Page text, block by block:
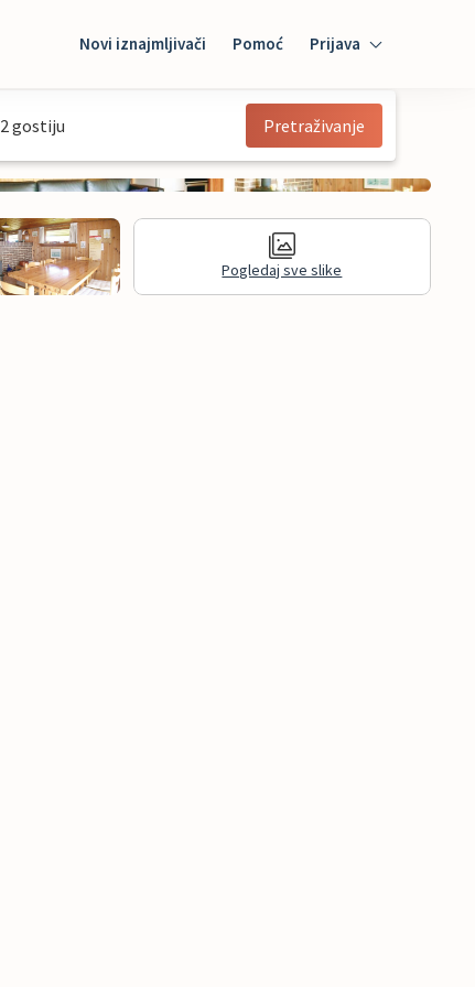
Novi iznajmljivači Pomoć Prijava
Mybooking
2 gostiju Pretraživanje
Pogledaj sve slike